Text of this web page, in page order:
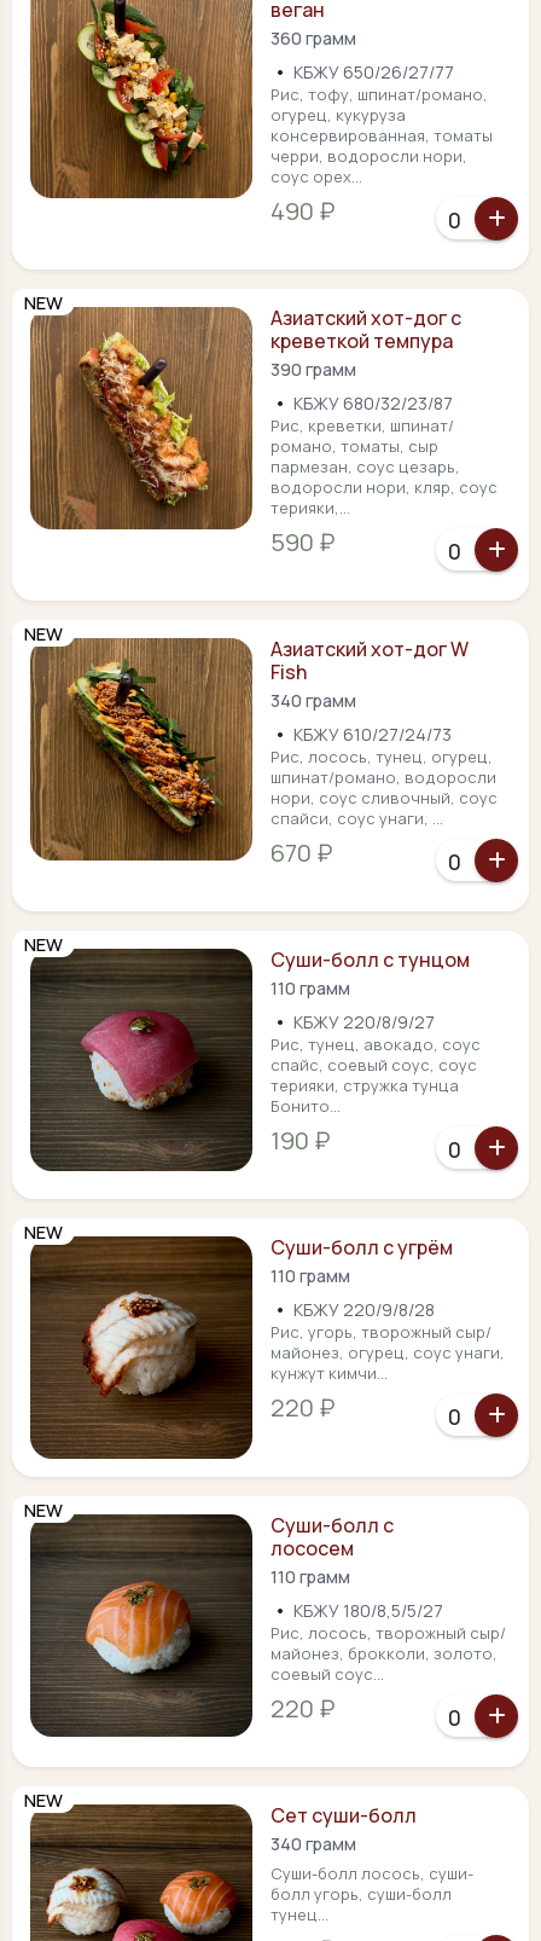
веган
360 грамм
• КБЖУ 650/26/27/77
Рис, тофу, шпинат/романо,
огурец, кукуруза
консервированная, томаты
черри, водоросли нори,
соус орех...
490 ₽
NEW
Азиатский хот-дог с
креветкой темпура
390 грамм
• КБЖУ 680/32/23/87
Рис, креветки, шпинат/
романо, томаты, сыр
пармезан, соус цезарь,
водоросли нори, кляр, соус
терияки,...
590 ₽
NEW
Азиатский хот-дог W
Fish
340 грамм
• КБЖУ 610/27/24/73
Рис, лосось, тунец, огурец,
шпинат/романо, водоросли
нори, соус сливочный, соус
спайси, соус унаги, ...
670 ₽
NEW
Суши-болл с тунцом
110 грамм
• КБЖУ 220/8/9/27
Рис, тунец, авокадо, соус
спайс, соевый соус, соус
терияки, стружка тунца
Бонито...
190 ₽
NEW
Суши-болл с угрём
110 грамм
• КБЖУ 220/9/8/28
Рис, угорь, творожный сыр/
майонез, огурец, соус унаги,
кунжут кимчи...
220 ₽
NEW
Суши-болл с
лососем
110 грамм
• КБЖУ 180/8,5/5/27
Рис, лосось, творожный сыр/
майонез, брокколи, золото,
соевый соус...
220 ₽
NEW
Сет суши-болл
340 грамм
Суши-болл лосось, суши-
болл угорь, суши-болл
тунец...